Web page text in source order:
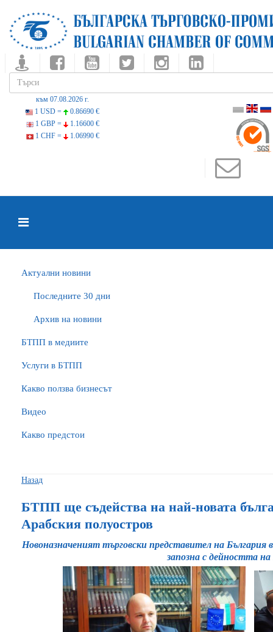
към 07.08.2026 г.
1 USD =
0.86690 €
1 GBP =
1.16600 €
1 CHF =
1.06990 €
Актуални новини
Последните 30 дни
Архив на новини
БTПП в медиите
Услуги в БТПП
Какво ползва бизнесът
Видео
Какво предстои
Назад
БТПП ще съдейства на най-новата
Арабския полуостров
Новоназначеният търговски представител на
запозна с дейността